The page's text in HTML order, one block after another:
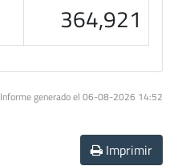
364,921
Informe generado el 06-08-2026 14:52
Imprimir